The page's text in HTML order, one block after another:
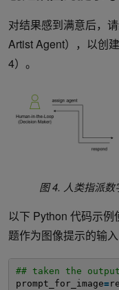
对结果感到满意后，
Artist Agent），以创
4）。
图 4. 人类指派
以下 Python 代码示
题作为图像提示的输入
## taken the
prompt_for_image=